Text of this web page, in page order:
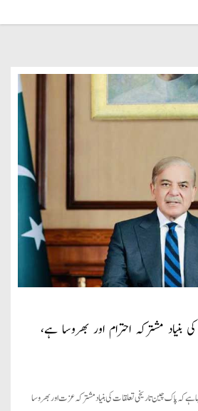
مشترکہ احترام اور بھروسا ہے،
کہ پاک چین تاریخی تعلقات کی بنیاد مشترکہ عزت اور بھروسا